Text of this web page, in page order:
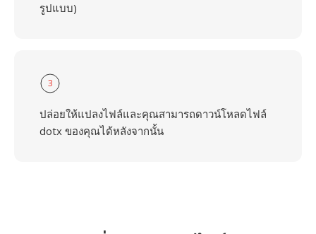
รูปแบบ)
3
ปล่อยให้แปลงไฟล์และคุณสามารถดาวน์โหลดไฟล์
dotx ของคุณได้หลังจากนั้น